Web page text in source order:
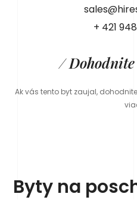
+ 421
/
Ak vás tento byt zaujal,
Byty na